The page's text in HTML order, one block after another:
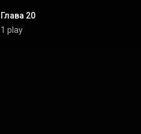
Глава 20
1 play